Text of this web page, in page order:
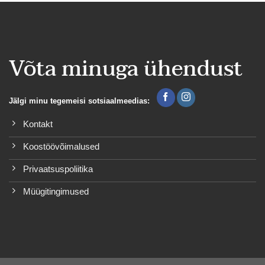
Võta minuga ühendust
Jälgi minu tegemeisi sotsiaalmeedias:
Kontakt
Koostöövõimalused
Privaatsuspoliitika
Müügitingimused